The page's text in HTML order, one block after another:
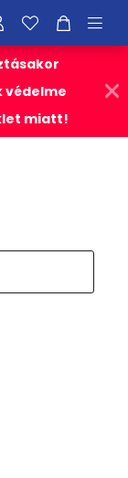
védelme
miatt!